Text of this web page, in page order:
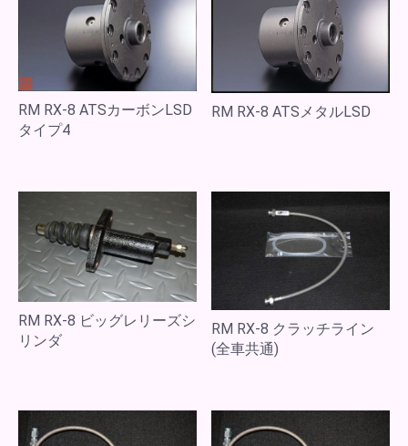
RM RX-8 ATSカーボンLSD
タイプ4
RM RX-8 ATSメタルLSD
RM RX-8 ビッグレリーズシ
リンダ
RM RX-8 クラッチライン
(全車共通)